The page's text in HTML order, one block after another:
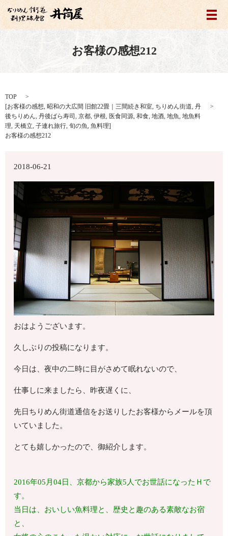
メ
お客様の感想212
TOP
[お客様の感想, 昭和の大広間 旧館22畳｜三間続き和室, ちりめん街道, 丹
後ちりめん, 丹後ばら寿司 , 京都, 伊根, 医食同源, 和食, 地酒, 地魚, 地魚料
理, 天橋立, 子連れ旅行, 旬の魚, 魚料理]
お客様の感想212
2018-06-21
おはようございます。
久しぶりの投稿になります。
今日は、夜中の二時に目がさめて眠れないので、
仕事しに来ましたら、昨夜遅くに、
先日ちりめん街道通信をお送りしたお客様からメールを頂
いていました。
とても嬉しかったので、御紹介します。
2016年05月04日、京都から家族5人でお世話になったＨで
す。
当日は、おいしい魚料理と、歴史と趣のある素敵なお宿
と、